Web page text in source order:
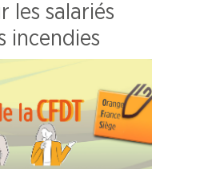
les salariés
incendies